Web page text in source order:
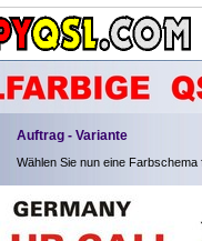
Auftrag - Variante
Wählen Sie nun eine